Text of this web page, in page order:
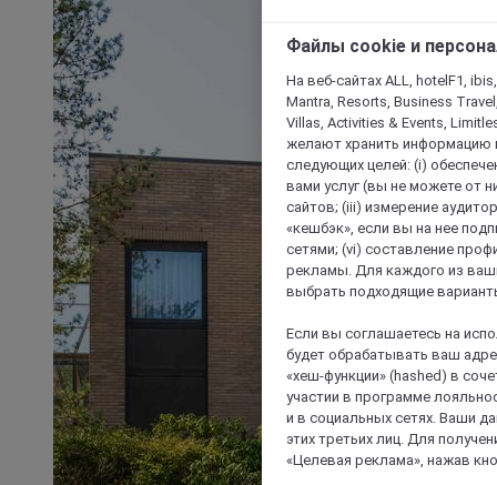
Файлы cookie и
На веб-сайтах ALL, hotelF1,
Mantra, Resorts, Business
Villas, Activities & Events,
желают хранить информацию
следующих целей: (i)
вами услуг (вы не можете от
сайтов; (iii) измерение
«кешбэк», если вы на нее
сетями; (vi) составление
рекламы. Для каждого из
выбрать подходящие
Если вы соглашаетесь на
будет обрабатывать ваш
«хеш-функции» (hashed) в
участии в программе
и в социальных сетях. Ваши
этих третьих лиц. Для
«Целевая реклама», нажав